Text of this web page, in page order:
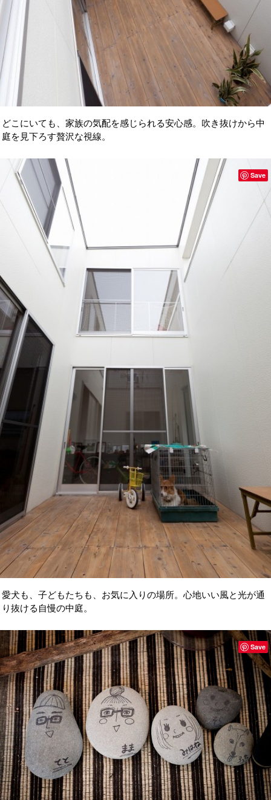
どこにいても、家族の気配を感じられる安心感。吹き抜けから中
庭を見下ろす贅沢な視線。
愛犬も、子どもたちも、お気に入りの場所。心地いい風と光が通
り抜ける自慢の中庭。
Save
Save